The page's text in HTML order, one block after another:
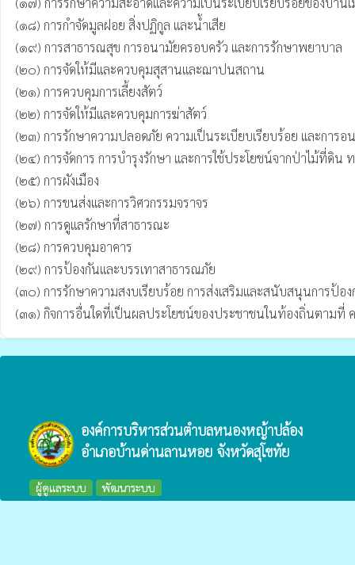
(๑๘) การกําจัดมูลฝอย สิ่งปฏิกูล และน้ำเสีย
(๑๙) การสาธารณสุข การอนามัยครอบครัว และการรักษาพยาบาล
(๒๐) การจัดให้มีและควบคุมสุสานและฌาปนสถาน
(๒๑) การควบคุมการเลี้ยงสัตว์
(๒๒) การจัดให้มีและควบคุมการฆ่าสัตว์
(๒๓) การรักษาความปลอดภัย ความเป็นระเบียบเรียบร้อย และการ
(๒๔) การจัดการ การบํารุงรักษา และการใช้ประโยชน์จากป่าไม้ที่ดิน
(๒๕) การผังเมือง
(๒๖) การขนส่งและการวิศวกรรมจราจร
(๒๗) การดูแลรักษาที่สาธารณะ
(๒๘) การควบคุมอาคาร
(๒๙) การป้องกันและบรรเทาสาธารณภัย
(๓๐) การรักษาความสงบเรียบร้อย การส่งเสริมและสนับสนุนการป้
(๓๑) กิจการอื่นใดที่เป็นผลประโยชน์ของประชาชนในท้องถิ่นตามที่
องค์การบริหารส่วนตำบลหนองหญ้าปล้อง
อำเภอบ้านด่านลานหอย จังหวัดสุโขทัย
ผู้ดูแลระบบ พัฒนาระบบ